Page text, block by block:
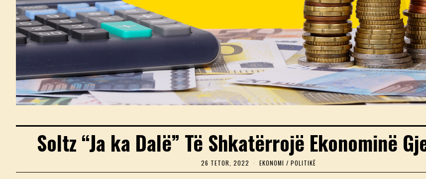
Soltz “Ja ka Dalë” Të Shkatërrojë Ekonominë
26 TETOR, 2022
6
EKONOMI / POLITIKË